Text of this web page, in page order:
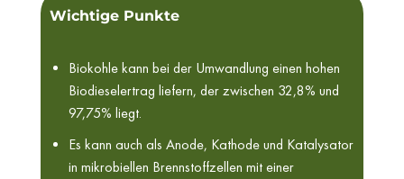
Wichtige Punkte
Biokohle kann bei der Umwandlung einen hohen
Biodieselertrag liefern, der zwischen 32,8% und
97,75% liegt.
Es kann auch als Anode, Kathode und Katalysator
in mikrobiellen Brennstoffzellen mit einer